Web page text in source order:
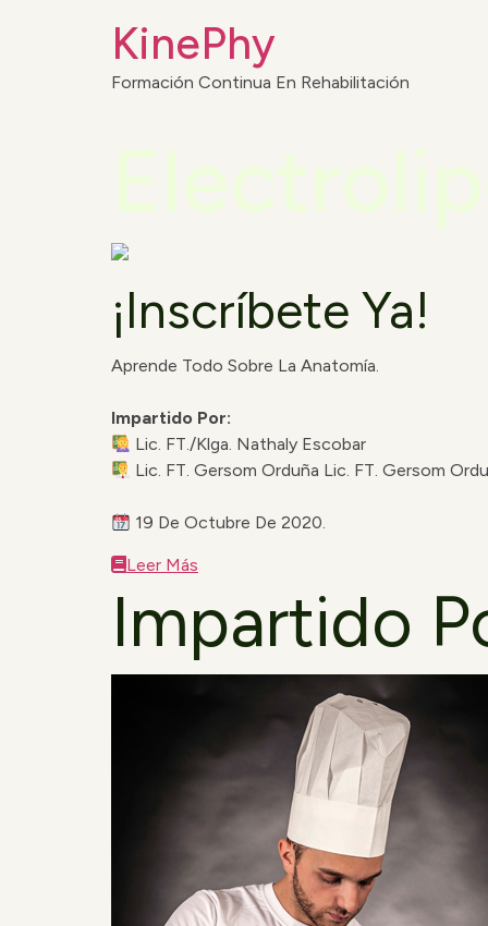
KinePhy
Formación Continua En Rehabilitación
¡Inscríbete Ya!
Aprende Todo Sobre La Anatomía.
Impartido Por:
Lic. FT./Klga. Nathaly Escobar
Lic. FT. Gersom Orduña Lic. FT. Gersom
19 De Octubre De 2020.
Leer Más
Impartido